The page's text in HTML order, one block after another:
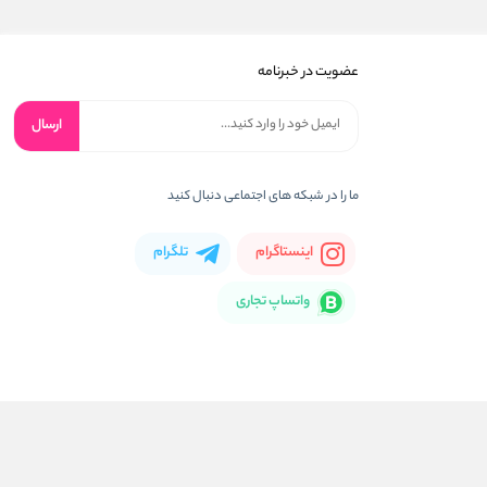
عضویت در خبرنامه
ارسال
ما را در شبکه های اجتماعی دنبال کنید
اینستاگرام تلگرام
واتساپ تجاری